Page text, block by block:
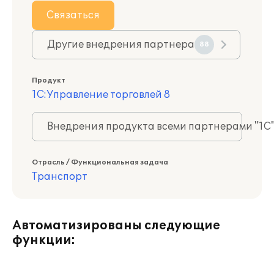
Связаться
Другие внедрения партнера 88
Продукт
1С:Управление торговлей 8
Внедрения продукта всеми партнерами
Отрасль / Функциональная задача
Транспорт
Автоматизированы следующие
функции: